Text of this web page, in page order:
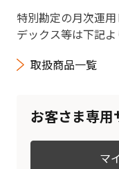
特別勘定の月次運
デックス等は下記よ
取扱商品一覧
お客さま専
マ